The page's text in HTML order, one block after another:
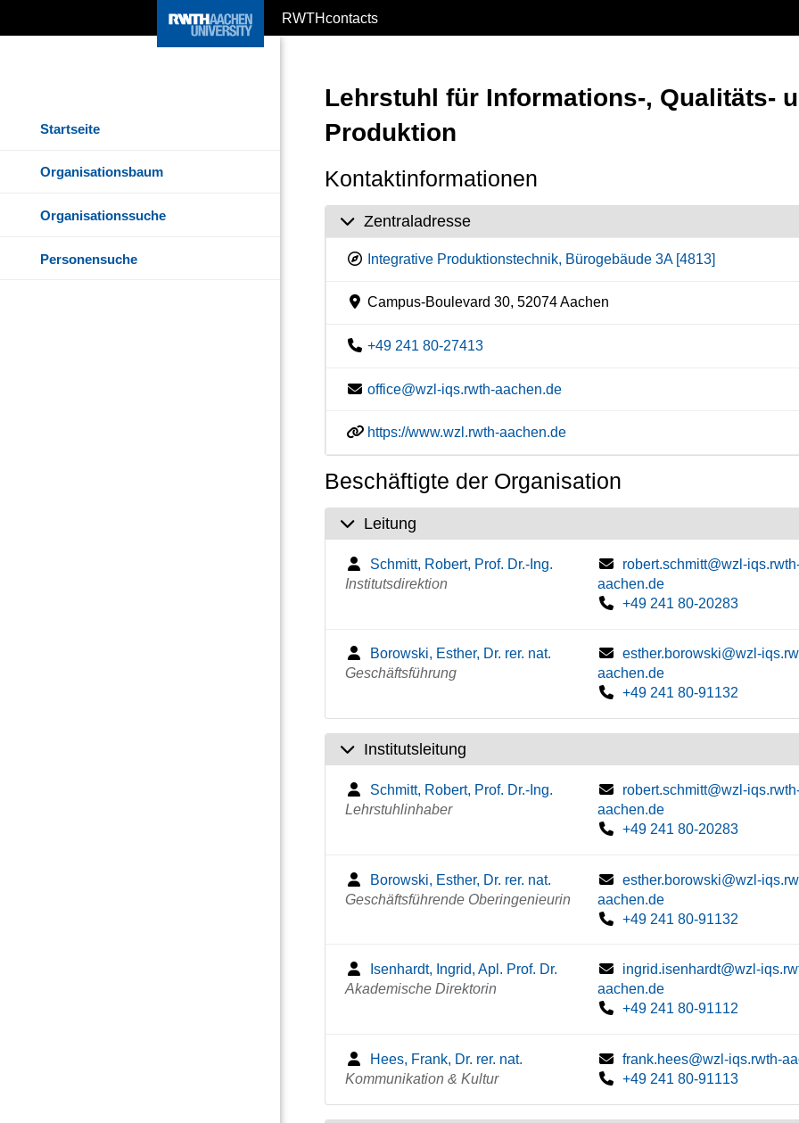
RWTHcontacts
Startseite
Organisationsbaum
Organisationssuche
Personensuche
Lehrstuhl für Informations-, Qualitäts-
Produktion
Kontaktinformationen
Zentraladresse
Integrative Produktionstechnik, Bürogebäude 3A [4813]
Campus-Boulevard 30, 52074 Aachen
+49 241 80-27413
office@wzl-iqs.rwth-aachen.de
https://www.wzl.rwth-aachen.de
Beschäftigte der Organisation
Leitung
Schmitt, Robert, Prof. Dr.-Ing.
Institutsdirektion
robert.schmitt@wzl-
aachen.de
+49 241 80-20283
Borowski, Esther, Dr. rer. nat.
Geschäftsführung
esther.borowski@wzl-
aachen.de
+49 241 80-91132
Institutsleitung
Schmitt, Robert, Prof. Dr.-Ing.
Lehrstuhlinhaber
robert.schmitt@wzl-
aachen.de
+49 241 80-20283
Borowski, Esther, Dr. rer. nat.
Geschäftsführende Oberingenieurin
esther.borowski@wzl-
aachen.de
+49 241 80-91132
Isenhardt, Ingrid, Apl. Prof. Dr.
Akademische Direktorin
ingrid.isenhardt@wzl-
aachen.de
+49 241 80-91112
Hees, Frank, Dr. rer. nat.
Kommunikation & Kultur
frank.hees@wzl-iqs.rwth-
+49 241 80-91113